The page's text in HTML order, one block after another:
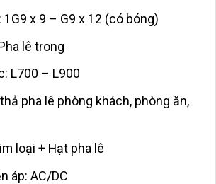
1G9 x 9 – G9 x 12 (có bóng)
lê trong
L700 – L900
pha lê phòng khách, phòng ăn,
loại + Hạt pha lê
áp: AC/DC